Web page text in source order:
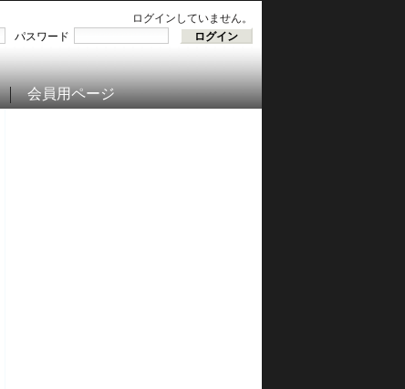
ログインしていません。
パスワード
会員用ページ